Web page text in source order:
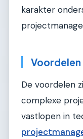
karakter
Voordelen
De voordelen
complexe
vastlopen in